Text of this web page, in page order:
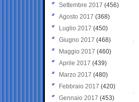
Settembre 2017 (456)
Agosto 2017 (368)
Luglio 2017 (450)
Giugno 2017 (468)
Maggio 2017 (460)
Aprile 2017 (439)
Marzo 2017 (480)
Febbraio 2017 (420)
Gennaio 2017 (453)